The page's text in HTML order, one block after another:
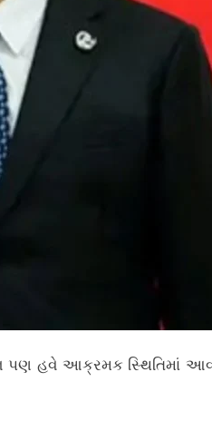
પણ હવે આક્રમક સ્થિતિમાં